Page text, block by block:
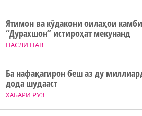
НАСЛИ НАВ
Ятимон ва кӯдакони оилаҳои
“Дурахшон” истироҳат мекунанд
ХАБАРИ РӮЗ
Ба нафақагирон беш аз ду
дода шудааст